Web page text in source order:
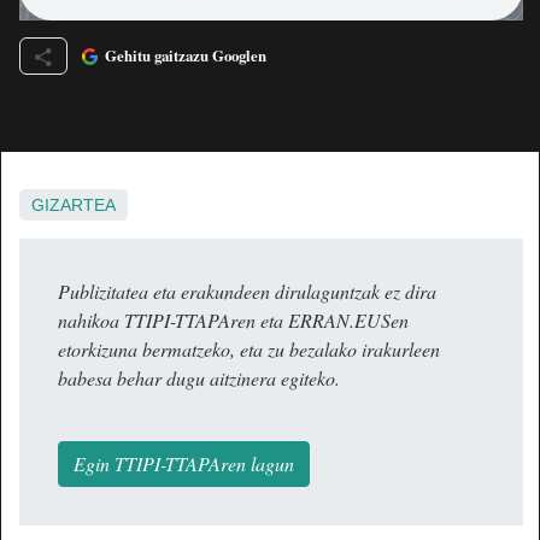
Gehitu gaitzazu Googlen
GIZARTEA
Publizitatea eta erakundeen dirulaguntzak ez dira
nahikoa TTIPI-TTAPAren eta ERRAN.EUSen
etorkizuna bermatzeko, eta zu bezalako irakurleen
babesa behar dugu aitzinera egiteko.
Egin TTIPI-TTAPAren lagun